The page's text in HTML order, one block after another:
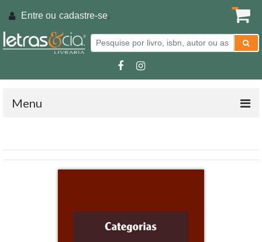
Entre ou cadastre-se.
Menu